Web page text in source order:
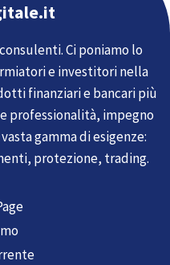
Ci poniamo lo
e investitori nella
finanziari e bancari più
professionalità, impegno
gamma di esigenze:
protezione, trading.